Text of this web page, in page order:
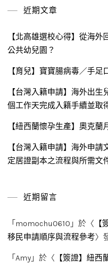
近期文章
【北高雄選校心得】從海
公共幼兒園？
【育兒】寶寶腸病毒／手足
【台灣入籍申請】海外出
個工作天完成入籍手續並取
【紐西蘭懷孕生產】奧克
【台灣入籍申請】海外申
定居證副本之流程與所需文
近期留言
「 momochu0610 」於〈 【
移民申請順序與流程參考〉
「 Amy 」於〈 【簽證】紐